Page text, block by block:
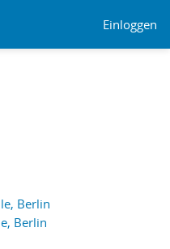
Einloggen
Berlin
Berlin